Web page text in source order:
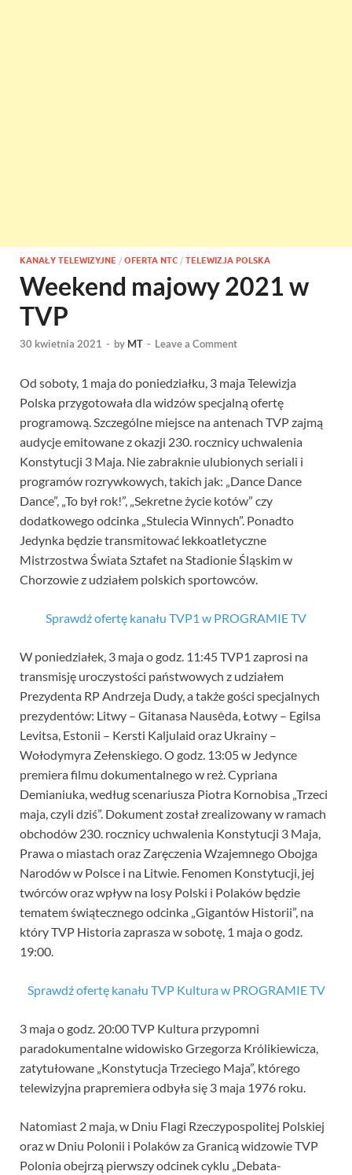
KANAŁY TELEWIZYJNE / OFERTA NTC / TELEWIZJA POLSKA
Weekend majowy 2021 w
TVP
30 kwietnia 2021 - by MT - Leave a Comment
Od soboty, 1 maja do poniedziałku, 3 maja Telewizja
Polska przygotowała dla widzów specjalną ofertę
programową. Szczególne miejsce na antenach TVP zajmą
audycje emitowane z okazji 230. rocznicy uchwalenia
Konstytucji 3 Maja. Nie zabraknie ulubionych seriali i
programów rozrywkowych, takich jak: „Dance Dance
Dance”, „To był rok!”, „Sekretne życie kotów” czy
dodatkowego odcinka „Stulecia Winnych”. Ponadto
Jedynka będzie transmitować lekkoatletyczne
Mistrzostwa Świata Sztafet na Stadionie Śląskim w
Chorzowie z udziałem polskich sportowców.
Sprawdź ofertę kanału TVP1 w PROGRAMIE TV
W poniedziałek, 3 maja o godz. 11:45 TVP1 zaprosi na
transmisję uroczystości państwowych z udziałem
Prezydenta RP Andrzeja Dudy, a także gości specjalnych
prezydentów: Litwy – Gitanasa Nausėda, Łotwy – Egilsa
Levitsa, Estonii – Kersti Kaljulaid oraz Ukrainy –
Wołodymyra Zełenskiego. O godz. 13:05 w Jedynce
premiera filmu dokumentalnego w reż. Cypriana
Demianiuka, według scenariusza Piotra Kornobisa „Trzeci
maja, czyli dziś”. Dokument został zrealizowany w ramach
obchodów 230. rocznicy uchwalenia Konstytucji 3 Maja,
Prawa o miastach oraz Zaręczenia Wzajemnego Obojga
Narodów w Polsce i na Litwie. Fenomen Konstytucji, jej
twórców oraz wpływ na losy Polski i Polaków będzie
tematem świątecznego odcinka „Gigantów Historii”, na
który TVP Historia zaprasza w sobotę, 1 maja o godz.
19:00.
Sprawdź ofertę kanału TVP Kultura w PROGRAMIE TV
3 maja o godz. 20:00 TVP Kultura przypomni
paradokumentalne widowisko Grzegorza Królikiewicza,
zatytułowane „Konstytucja Trzeciego Maja”, którego
telewizyjna prapremiera odbyła się 3 maja 1976 roku.
Natomiast 2 maja, w Dniu Flagi Rzeczypospolitej Polskiej
oraz w Dniu Polonii i Polaków za Granicą widzowie TVP
Polonia obejrzą pierwszy odcinek cyklu „Debata-